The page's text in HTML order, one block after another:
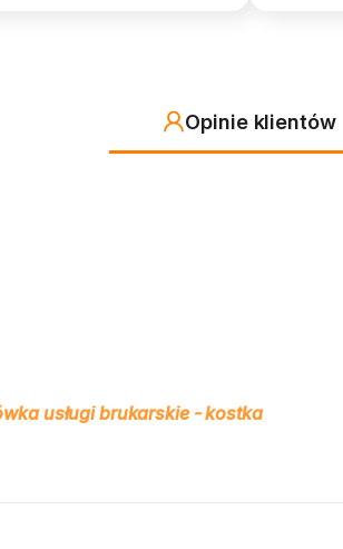
Opinie klientów
usługi brukarskie - kostka